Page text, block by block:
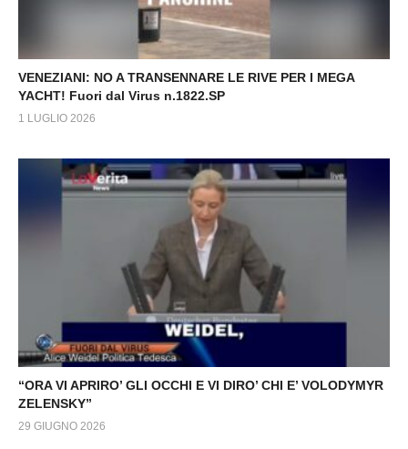
VENEZIANI: NO A TRANSENNARE LE RIVE PER I MEGA
YACHT! Fuori dal Virus n.1822.SP
1 LUGLIO 2026
“ORA VI APRIRO’ GLI OCCHI E VI DIRO’ CHI E’ VOLODYMYR
ZELENSKY”
29 GIUGNO 2026